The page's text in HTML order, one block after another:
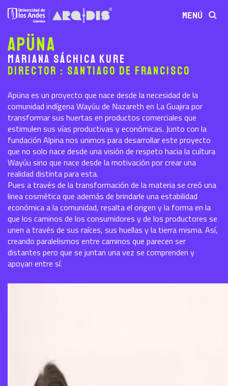
MENÚ
Apüna
Mariana Sáchica Kure
Director : Santiago De Francisco
Apüna es un proyecto que nace desde la necesidad de la
comunidad indígena Wayúu de Nazareth en La Guajira por
transformar sus huertas en productos comerciales que
estimulen sus vías productivas y económicas. Junto con la
fundación Alpina nos unimos para desarrollar este proyecto
que no solo nace desde una visión de respeto hacia la cultura
Wayúu sino que nace desde la motivación por crear una
realidad distinta para esta.
Pues a través de la transformación de la materia se creó una
linea cosmética que además de brindarle una estabilidad
económica a la comunidad, resalta el origen y la forma en la
que los caminos de los consumidores y de los productores se
unen a través de sus raíces, sus huellas y la tierra misma. Así,
creando paralelismos entre caminos que parecen ser
distantes pero que se juntan una vez se comprenden y
apoyan entre sí.